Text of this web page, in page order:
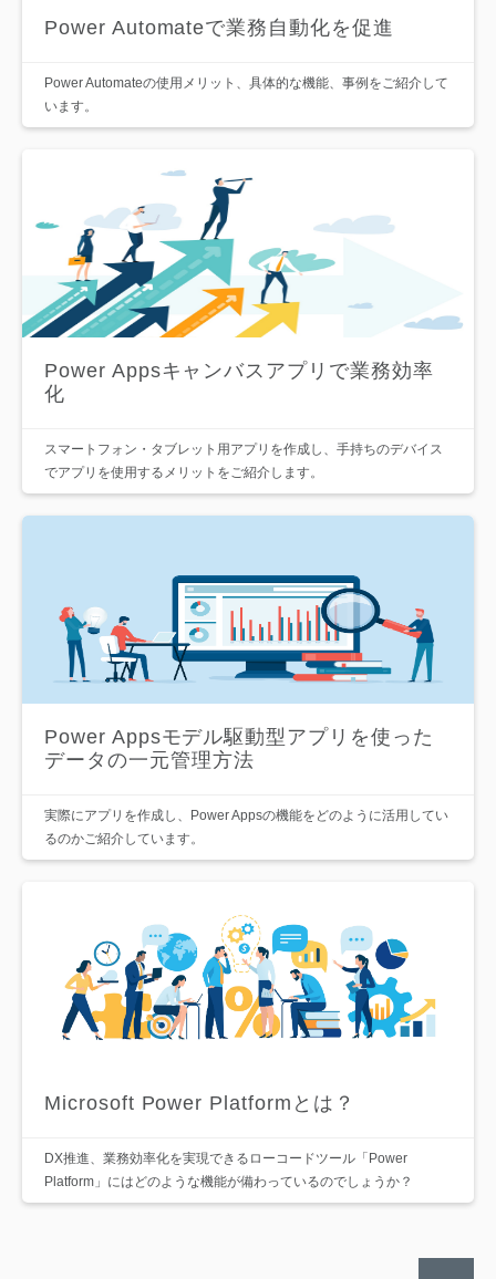
Power Automateで業務自動化を促進
Power Automateの使用メリット、具体的な機能、事例をご紹介して
います。
Power Appsキャンバスアプリで業務効率
化
スマートフォン・タブレット用アプリを作成し、手持ちのデバイス
でアプリを使用するメリットをご紹介します。
Power Appsモデル駆動型アプリを使った
データの一元管理方法
実際にアプリを作成し、Power Appsの機能をどのように活用してい
るのかご紹介しています。
Microsoft Power Platformとは？
DX推進、業務効率化を実現できるローコードツール「Power
Platform」にはどのような機能が備わっているのでしょうか？